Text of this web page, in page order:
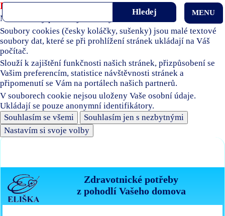
Používáme soubory cookies
Naše stránky používají soubory cookies.
Soubory cookies (česky koláčky, sušenky) jsou malé textové
soubory dat, které se při prohlížení stránek ukládají na Váš
počítač.
Slouží k zajištění funkčnosti našich stránek, přizpůsobení se
Vašim preferencím, statistice návštěvnosti stránek a
připomenutí se Vám na portálech našich partnerů.
V souborech cookie nejsou uloženy Vaše osobní údaje.
Ukládají se pouze anonymní identifikátory.
Souhlasím se všemi
Souhlasím jen s nezbytnými
Nastavím si svoje volby
Zdravotnické potřeby
z pohodlí Vašeho domova
MENU